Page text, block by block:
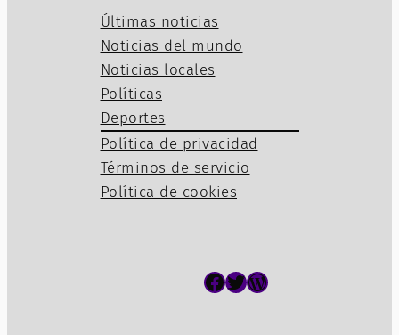
Últimas noticias
Noticias del mundo
Noticias locales
Políticas
Deportes
Política de privacidad
Términos de servicio
Política de cookies
Facebook Twitter WordPress